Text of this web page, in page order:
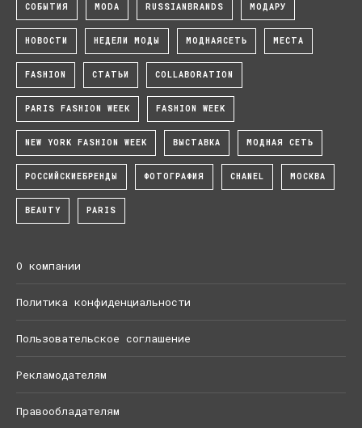
СОБЫТИЯ MODA RUSSIANBRANDS МОДАРУ
НОВОСТИ НЕДЕЛИ МОДЫ МОДНАЯСЕТЬ МЕСТА
FASHION СТАТЬИ COLLABORATION
PARIS FASHION WEEK FASHION WEEK
NEW YORK FASHION WEEK ВЫСТАВКА МОДНАЯ СЕТЬ
РОССИЙСКИЕБРЕНДЫ ФОТОГРАФИЯ CHANEL МОСКВА
BEAUTY PARIS
О компании
Политика конфиденциальности
Пользовательское соглашение
Рекламодателям
Правообладателям